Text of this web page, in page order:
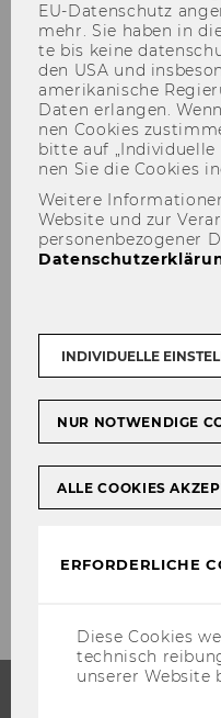
Ger­man
Hier­ar­chie
Ca­te­go­ry
Data Ware­house
Short
A hier­ar­chy forms a
[vgl. Data
BW, Pros­ser/
EU-​Datenschutz
mehr. Sie haben in
te bis keine
den USA und
amerikanische
Daten er­lan­gen.
nen Coo­kies
bitte auf
nen Sie die Coo­kies
Weitere
Website und zur
personenbezogener
INDIVIDUELLE
NUR NOTWENDIGE
ALLE COOKIES
ERFORDERLICHE
Diese Cookies
technisch
unserer Website